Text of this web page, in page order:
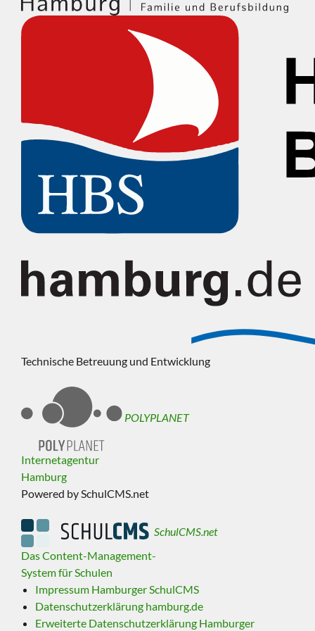
Technische Betreuung und Entwicklung
POLYPLANET
Internetagentur
Hamburg
Powered by SchulCMS.net
SchulCMS.net
Das Content-Management-
System für Schulen
Impressum Hamburger SchulCMS
Datenschutzerklärung hamburg.de
Erweiterte Datenschutzerklärung Hamburger